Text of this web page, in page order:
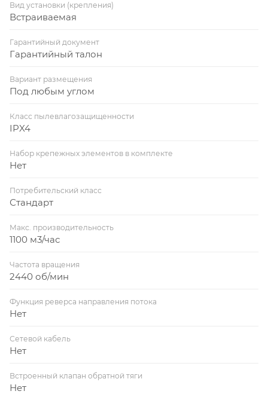
Вид установки (крепления)
Встраиваемая
Гарантийный документ
Гарантийный талон
Вариант размещения
Под любым углом
Класс пылевлагозащищенности
IPX4
Набор крепежных элементов в комплекте
Нет
Потребительский класс
Стандарт
Макс. производительность
1100 м3/час
Частота вращения
2440 об/мин
Функция реверса направления потока
Нет
Сетевой кабель
Нет
Встроенный клапан обратной тяги
Нет